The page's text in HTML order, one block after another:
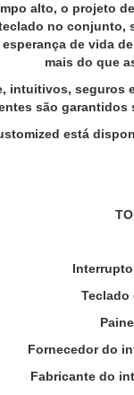
alto, o projeto
no conjunto,
de vida
mais do que
intuitivos, seguros
são garantidos
está
Teclado
Fornecedor do
Fabricante do